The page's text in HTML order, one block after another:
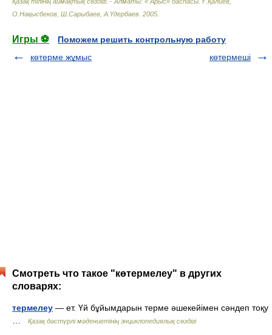
О.Нақысбеков, Ш.Сарыбаев, А.Үдербаев 2005
Игры ⚽
Поможем решить контрольную работу
көтерме жұмыс
көтермеші
Смотреть что такое "көтермелеу" в других
словарях:
термелеу — ет. Үй бұйымдарын терме әшекейімен сәндеп тоқу
Қазақ дәстүрлі мәдениетінің энциклопедиялық сөздігі